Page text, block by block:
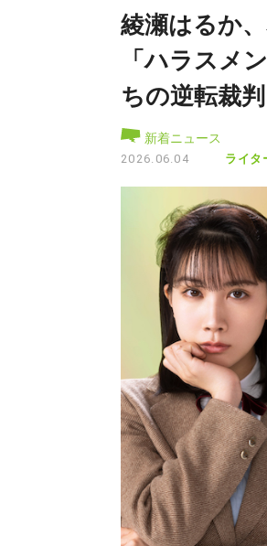
綾瀬はるか
「ハラスメ
ちの逆転裁判
新着ニュース
2026.06.04 ライタ